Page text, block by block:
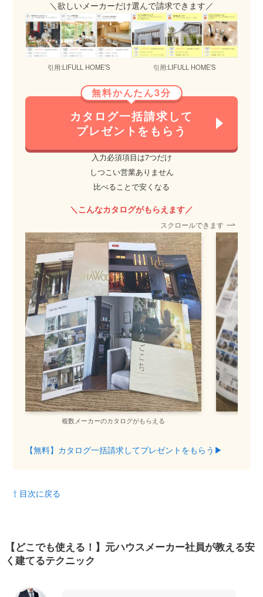
＼欲しいメーカーだけ選んで請求できます／
引用:LIFULL HOME’S 引用:LIFULL HOME’S
無料かんたん3分
カタログ一括請求して
プレゼントをもらう
入力必須項目は7つだけ
しつこい営業ありません
比べることで安くなる
＼こんなカタログがもらえます／
スクロールできます
複数メーカーのカタログがもらえる
【無料】カタログ一括請求してプレゼントをもらう▶︎
⇧ 目次に戻る
【どこでも使える！】元ハウスメーカー社員が教える安
く建てるテクニック